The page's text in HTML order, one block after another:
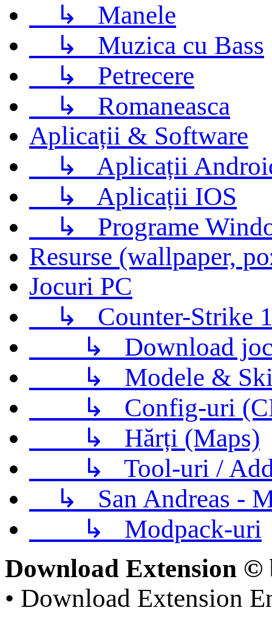
↳ Manele
↳ Muzica cu Bass
↳ Petrecere
↳ Romaneasca
Aplicații & Software
↳ Aplicații
↳ Aplicații IOS
↳ Programe
Resurse (wallpaper,
Jocuri PC
↳ Counter-Strike
↳ Download
↳ Modele &
↳ Config-uri
↳ Hărți (Maps)
↳ Tool-uri /
↳ San Andreas -
↳ Modpack-uri
Download Extension
• Download Extension